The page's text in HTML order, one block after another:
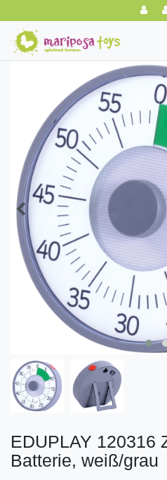
EDUPLAY 120316
Batterie, weiß/grau